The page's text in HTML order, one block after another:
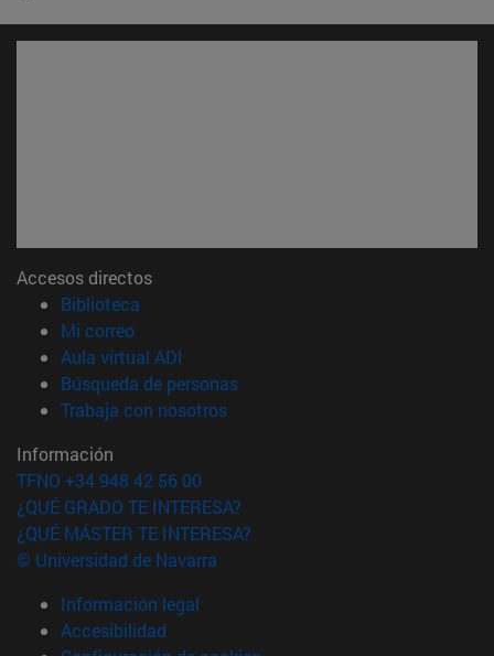
Accesos directos
Biblioteca
Mi correo(abre en nueva ventana)
Aula virtual ADI
Búsqueda de personas(abre en nueva ventana)
Trabaja con nosotros(abre en nueva ventana)
Información
TFNO +34 948 42 56 00
¿QUÉ GRADO TE INTERESA?
¿QUÉ MÁSTER TE INTERESA?
© Universidad de Navarra
Información legal
Accesibilidad